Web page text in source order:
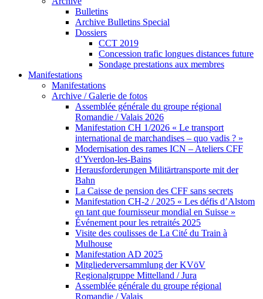
Bulletins
Archive Bulletins Special
Dossiers
CCT 2019
Concession trafic longues distances future
Sondage prestations aux membres
Manifestations
Manifestations
Archive / Galerie de fotos
Assemblée générale du groupe régional
Romandie / Valais 2026
Manifestation CH 1/2026 « Le transport
international de marchandises – quo vadis ? »
Modernisation des rames ICN – Ateliers CFF
d’Yverdon-les-Bains
Herausforderungen Militärtransporte mit der
Bahn
La Caisse de pension des CFF sans secrets
Manifestation CH-2 / 2025 « Les défis d’Alstom
en tant que fournisseur mondial en Suisse »
Événement pour les retraités 2025
Visite des coulisses de La Cité du Train à
Mulhouse
Manifestation AD 2025
Mitgliederversammlung der KVöV
Regionalgruppe Mittelland / Jura
Assemblée générale du groupe régional
Romandie / Valais